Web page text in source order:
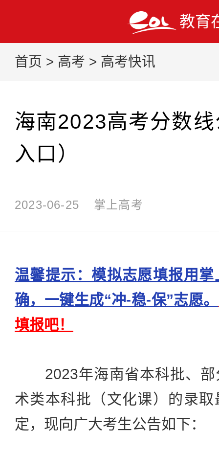
教育
首页 > 高考 > 高考快讯
海南2023高考分数
入口）
2023-06-25 掌上高考
温馨提示：模拟志愿填报用
确，一键生成“冲-稳-保”志愿。
填报吧！
2023年海南省本科批、部
术类本科批（文化课）的录
定，现向广大考生公告如下：